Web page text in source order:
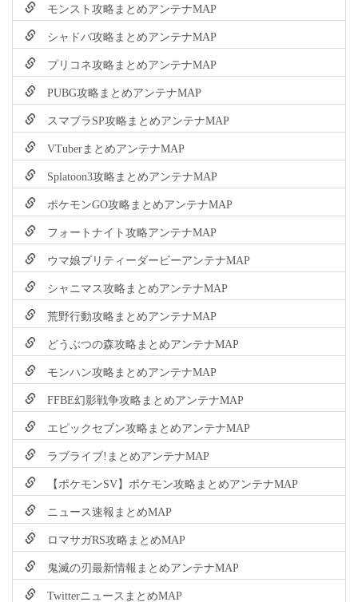
モンスト攻略まとめアンテナMAP
シャドバ攻略まとめアンテナMAP
プリコネ攻略まとめアンテナMAP
PUBG攻略まとめアンテナMAP
スマブラSP攻略まとめアンテナMAP
VTuberまとめアンテナMAP
Splatoon3攻略まとめアンテナMAP
ポケモンGO攻略まとめアンテナMAP
フォートナイト攻略アンテナMAP
ウマ娘プリティーダービーアンテナMAP
シャニマス攻略まとめアンテナMAP
荒野行動攻略まとめアンテナMAP
どうぶつの森攻略まとめアンテナMAP
モンハン攻略まとめアンテナMAP
FFBE幻影戦争攻略まとめアンテナMAP
エピックセブン攻略まとめアンテナMAP
ラブライブ!まとめアンテナMAP
【ポケモンSV】ポケモン攻略まとめアンテナMAP
ニュース速報まとめMAP
ロマサガRS攻略まとめMAP
鬼滅の刃最新情報まとめアンテナMAP
TwitterニュースまとめMAP